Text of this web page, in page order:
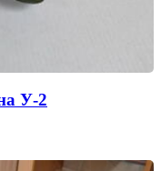
У-2